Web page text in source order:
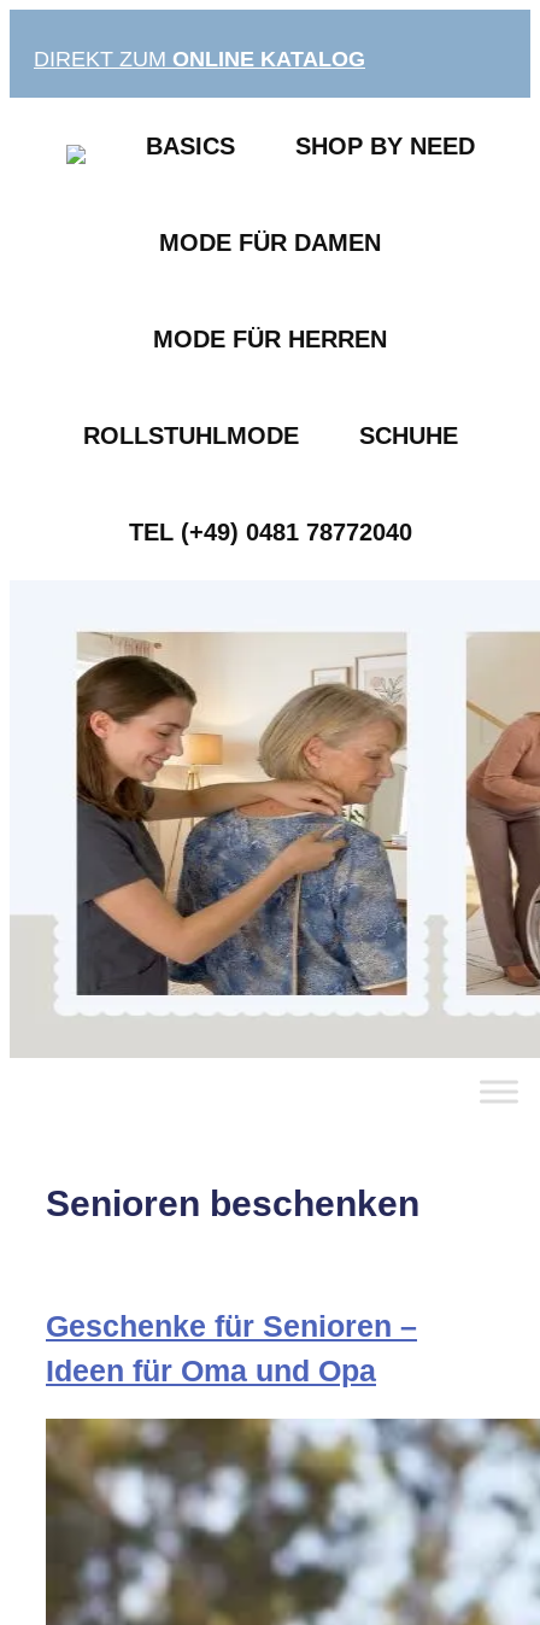
Inhalt
DIREKT ZUM ONLINE KATALOG
BASICS SHOP BY NEED
MODE FÜR DAMEN
MODE FÜR HERREN
ROLLSTUHLMODE SCHUHE
TEL (+49) 0481 78772040
Senioren beschenken
Geschenke für Senioren –
Ideen für Oma und Opa